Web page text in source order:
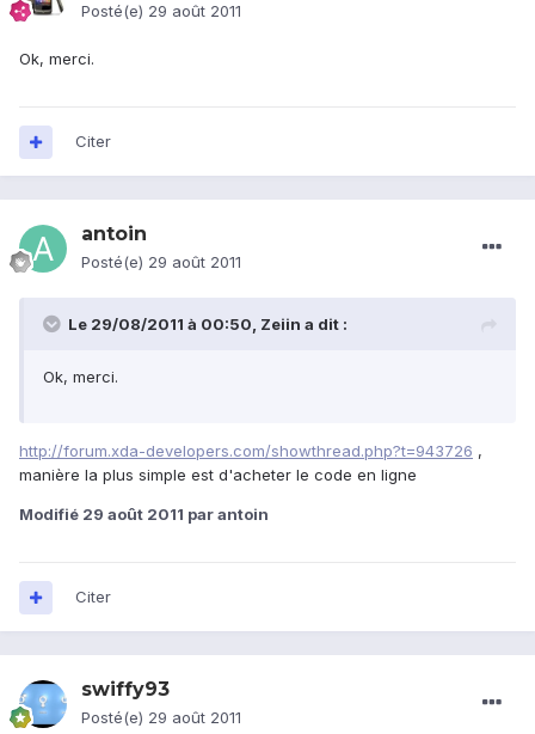
Posté(e) 29 août 2011
Ok, merci.
Citer
antoin
Posté(e) 29 août 2011
Le 29/08/2011 à 00:50, Zeiin a dit :
Ok, merci.
http://forum.xda-developers.com/showthread.php?t=943726 ,
manière la plus simple est d'acheter le code en ligne
Modifié 29 août 2011 par antoin
Citer
swiffy93
Posté(e) 29 août 2011